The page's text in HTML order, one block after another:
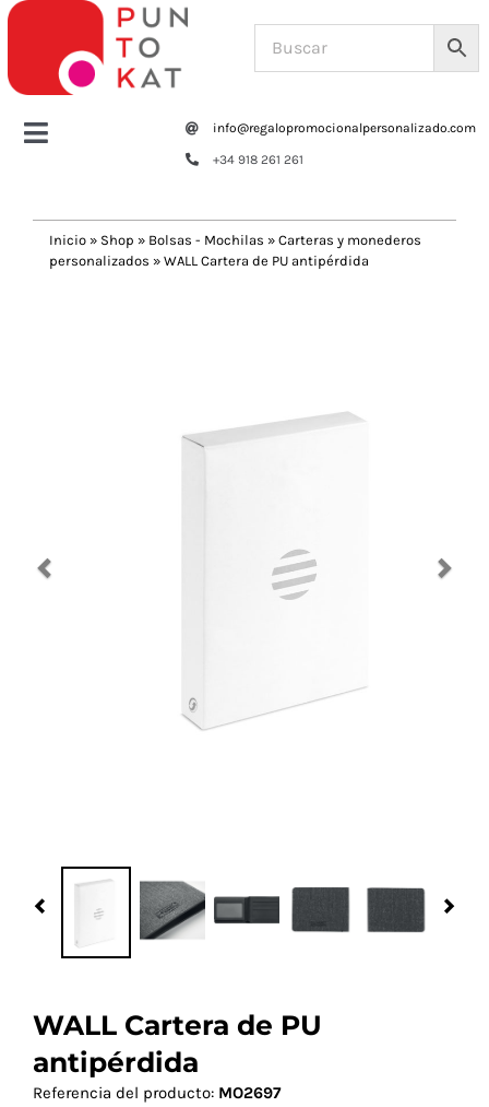
Saltar
contenido
Toggle
Tazas y botellas
Navidad 🎄 Invierno
info@regalopromocionalpersonalizado.com
+34 918 261 261
Inicio » Shop » Bolsas - Mochilas » Carteras y monederos
personalizados » WALL Cartera de PU antipérdida
Previous
WALL Cartera de PU
antipérdida
Referencia del producto: MO2697